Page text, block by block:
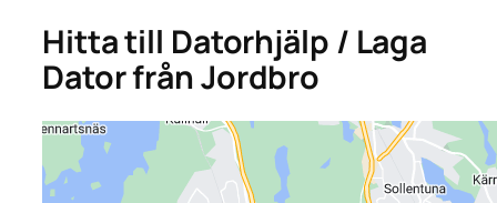
Hitta till Datorhjälp / Laga
Dator från Jordbro